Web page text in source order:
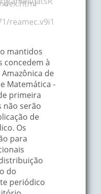
reamec.v9i1
mantidos
concedem à
Amazônica de
Matemática -
primeira
não serão
de
Os
para
do
periódico